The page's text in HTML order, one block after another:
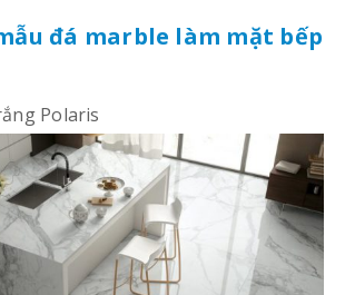
đá marble làm mặt bếp
Polaris